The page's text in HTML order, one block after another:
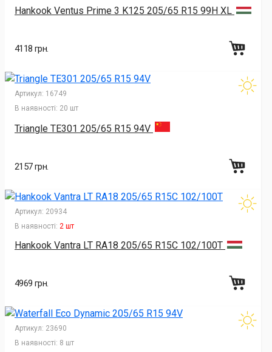
Hankook Ventus Prime 3 K125 205/65 R15 99H XL
4118 грн.
Артикул: 16749
В наявності: 20 шт
Triangle TE301 205/65 R15 94V
2157 грн.
Артикул: 20934
В наявності: 2 шт
Hankook Vantra LT RA18 205/65 R15C 102/100T
4969 грн.
Артикул: 23690
В наявності: 8 шт